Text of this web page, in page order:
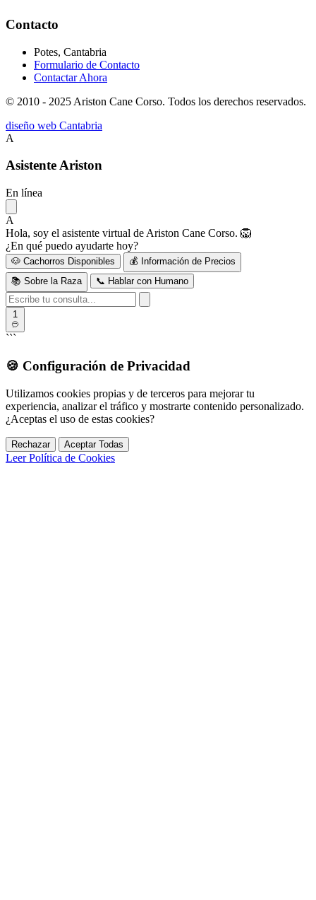
Contacto
Potes, Cantabria
Formulario de Contacto
Contactar Ahora
© 2010 - 2025 Ariston Cane Corso. Todos los derechos reservados.
diseño web Cantabria
A
Asistente Ariston
En línea
A
Hola, soy el asistente virtual de Ariston Cane Corso. 🦁
¿En qué puedo ayudarte hoy?
🐶 Cachorros Disponibles
💰 Información de Precios
📚 Sobre la Raza
📞 Hablar con Humano
1
```
🍪 Configuración de Privacidad
Utilizamos cookies propias y de terceros para mejorar tu
experiencia, analizar el tráfico y mostrarte contenido personalizado.
¿Aceptas el uso de estas cookies?
Rechazar Aceptar Todas
Leer Política de Cookies